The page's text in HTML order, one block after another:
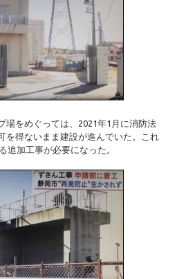
場をめぐっては、2021年1月に消防法
を得ないまま建設が進んでいた。これ
追加工事が必要になった。